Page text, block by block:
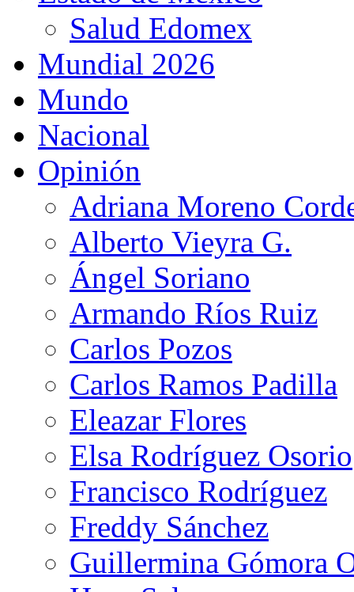
Salud Edomex
Mundial 2026
Mundo
Nacional
Opinión
Adriana Moreno
Alberto Vieyra G.
Ángel Soriano
Armando Ríos Ruiz
Carlos Pozos
Carlos Ramos Padilla
Eleazar Flores
Elsa Rodríguez Osorio
Francisco Rodríguez
Freddy Sánchez
Guillermina Gómora